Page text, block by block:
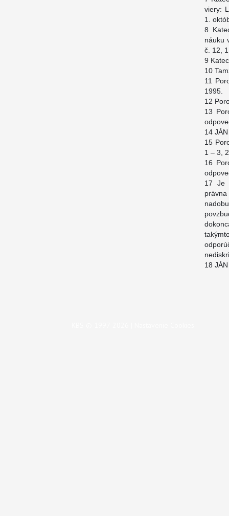
viery:
1.
8
náuku
č. 12,
9
10
11
1995.
12
13
14
15
1 – 3,
16
17 Je
18